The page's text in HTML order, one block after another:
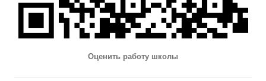
Оценить работу школы